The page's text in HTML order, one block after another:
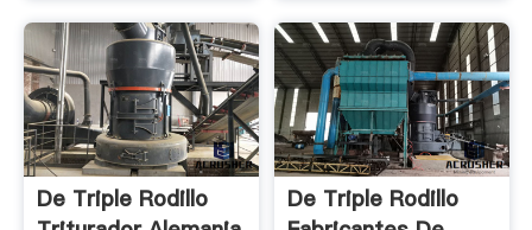
De Triple Rodillo
De Triple Rodillo